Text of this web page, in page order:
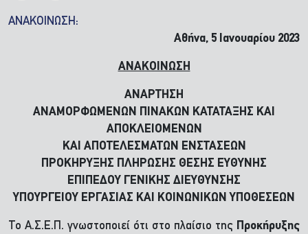
ΑΝΑΚΟΙΝΩΣΗ:
Αθήνα, 5 Ιανουαρίου 2023
ΑΝΑΚΟΙΝΩΣΗ
ΑΝΑΡΤΗΣΗ
ΑΝΑΜΟΡΦΩΜΕΝΩΝ ΠΙΝΑΚΩΝ ΚΑΤΑΤΑΞΗΣ ΚΑΙ
ΑΠΟΚΛΕΙΟΜΕΝΩΝ
ΚΑΙ ΑΠΟΤΕΛΕΣΜΑΤΩΝ ΕΝΣΤΑΣΕΩΝ
ΠΡΟΚΗΡΥΞΗΣ ΠΛΗΡΩΣΗΣ ΘΕΣΗΣ ΕΥΘΥΝΗΣ
ΕΠΙΠΕΔΟΥ ΓΕΝΙΚΗΣ ΔΙΕΥΘΥΝΣΗΣ
ΥΠΟΥΡΓΕΙΟΥ ΕΡΓΑΣΙΑΣ ΚΑΙ ΚΟΙΝΩΝΙΚΩΝ ΥΠΟΘΕΣΕΩΝ
Το Α.Σ.Ε.Π. γνωστοποιεί ότι στο πλαίσιο της Προκήρυξης